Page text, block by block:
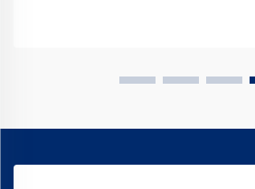
المناسب...